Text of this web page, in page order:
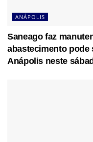
ANÁPOLIS
Saneago faz
abastecimento pode
Anápolis neste